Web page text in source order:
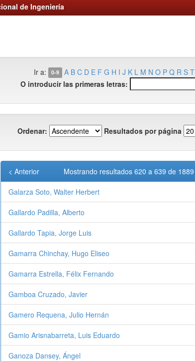
de Ingeniería
Ir a: 0-9 A B C D E F G H I J K L M N O P Q R S T
O introducir las primeras letras:
Ordenar: Resultados por página
Mostrando resultados 620 a 639 de 1889
< Anterior
Galarza Soto, Walter Herbert
Gallardo Padilla, Alberto
Gallardo Tapia, Jorge Luis
Gamarra Chinchay, Hugo Eliseo
Gamarra Estrella, Félix Fernando
Gamboa Cruzado, Javier
Gamero Requena, Julio Hernán
Gamio Arisnabarreta, Luis Eduardo
Ganoza Dansey, Ángel